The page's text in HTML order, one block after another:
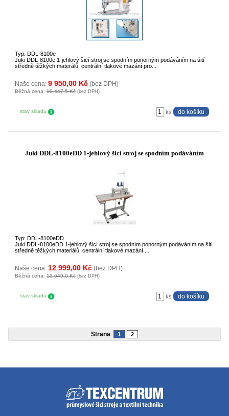
Typ: DDL-8100e
Juki DDL-8100e 1-jehlový šicí stroj se spodním ponorným podáváním na šití
středně těžkých materálů, centrální tlakové mazání pro...
Naše cena: 9 950,00 Kč (bez DPH)
Běžná cena: 10 447,5 Kč (bez DPH)
stav skladu ks
Juki DDL-8100eDD 1-jehlový šicí stroj se spodním podáváním
Typ: DDL-8100eDD
Juki DDL-8100eDD 1-jehlový šicí stroj se spodním ponorným podáváním na šití
středně těžkých materiálů, centrální tlakové mazání ...
Naše cena: 12 999,00 Kč (bez DPH)
Běžná cena: 13 649,0 Kč (bez DPH)
stav skladu ks
Strana 1 2